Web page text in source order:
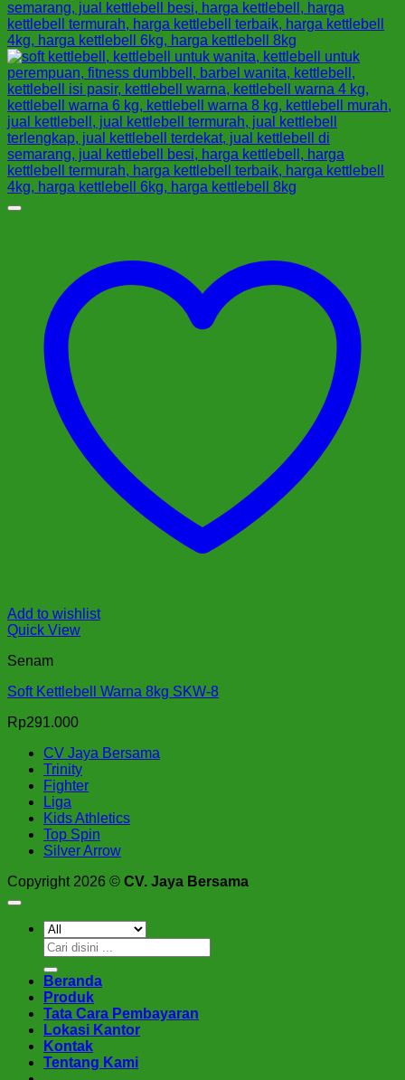
Add to wishlist
Quick View
Senam
Soft Kettlebell Warna 8kg SKW-8
Rp291.000
CV Jaya Bersama
Trinity
Fighter
Liga
Kids Athletics
Top Spin
Silver Arrow
Copyright 2026 © CV. Jaya Bersama
Pencarian
untuk:
Beranda
Produk
Tata Cara Pembayaran
Lokasi Kantor
Kontak
Tentang Kami